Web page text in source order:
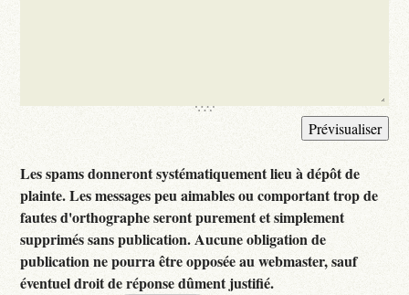
Les spams donneront systématiquement lieu à dépôt de
plainte. Les messages peu aimables ou comportant trop de
fautes d'orthographe seront purement et simplement
supprimés sans publication. Aucune obligation de
publication ne pourra être opposée au webmaster, sauf
éventuel droit de réponse dûment justifié.